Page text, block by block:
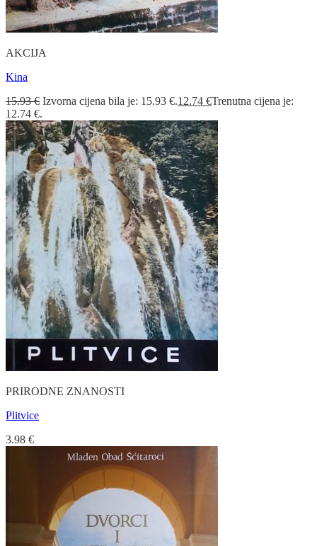
AKCIJA
Kina
15.93€ Izvorna cijena bila je: 15.93 €.12.74 €Trenutna cijena je:
12.74 €.
PRIRODNE ZNANOSTI
Plitvice
3.98 €